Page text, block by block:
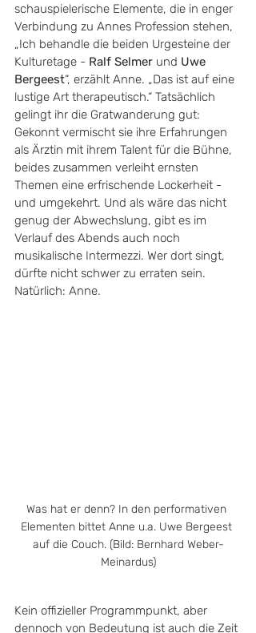
schauspielerische Elemente, die in enger
Verbindung zu Annes Profession stehen,
„Ich behandle die beiden Urgesteine der
Kulturetage - Ralf Selmer und Uwe
Bergeest“, erzählt Anne. „Das ist auf eine
lustige Art therapeutisch.“ Tatsächlich
gelingt ihr die Gratwanderung gut:
Gekonnt vermischt sie ihre Erfahrungen
als Ärztin mit ihrem Talent für die Bühne,
beides zusammen verleiht ernsten
Themen eine erfrischende Lockerheit -
und umgekehrt. Und als wäre das nicht
genug der Abwechslung, gibt es im
Verlauf des Abends auch noch
musikalische Intermezzi. Wer dort singt,
dürfte nicht schwer zu erraten sein.
Natürlich: Anne.
Was hat er denn? In den performativen
Elementen bittet Anne u.a. Uwe Bergeest
auf die Couch. (Bild: Bernhard Weber-
Meinardus)
Kein offizieller Programmpunkt, aber
dennoch von Bedeutung ist auch die Zeit